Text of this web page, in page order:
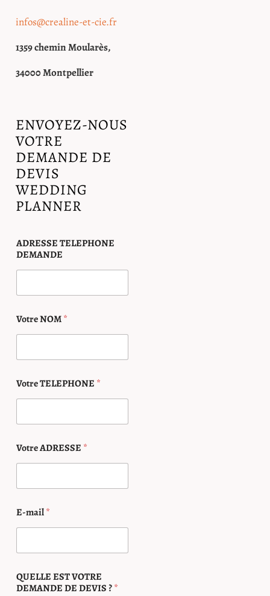
infos@crealine-et-cie.fr
1359 chemin Moularès,
34000 Montpellier
ENVOYEZ-NOUS
VOTRE
DEMANDE DE
DEVIS
WEDDING
PLANNER
ADRESSE TELEPHONE
DEMANDE
Votre NOM*
Votre TELEPHONE *
Votre ADRESSE *
E-mail*
QUELLE EST VOTRE
DEMANDE DE DEVIS ?*